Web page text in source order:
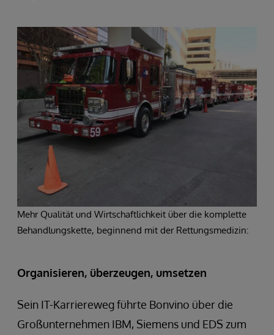
Mehr Qualität und Wirtschaftlichkeit über die komplette
Behandlungskette, beginnend mit der Rettungsmedizin:
Organisieren, überzeugen, umsetzen
Sein IT-Karriereweg führte Bonvino über die
Großunternehmen IBM, Siemens und EDS zum